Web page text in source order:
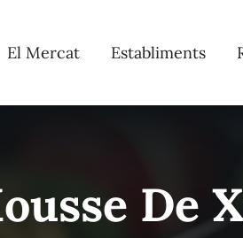
El Mercat Establiments
De